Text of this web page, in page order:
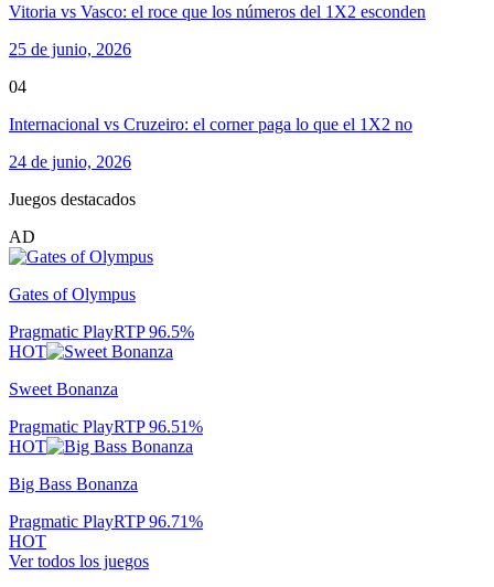
Vitoria vs Vasco: el roce que los números del 1X2 esconden
25 de junio, 2026
04
Internacional vs Cruzeiro: el corner paga lo que el 1X2 no
24 de junio, 2026
Juegos destacados
AD
Gates of Olympus
Pragmatic PlayRTP96.5%
HOT
Sweet Bonanza
Pragmatic PlayRTP96.51%
HOT
Big Bass Bonanza
Pragmatic PlayRTP96.71%
HOT
Ver todos los juegos